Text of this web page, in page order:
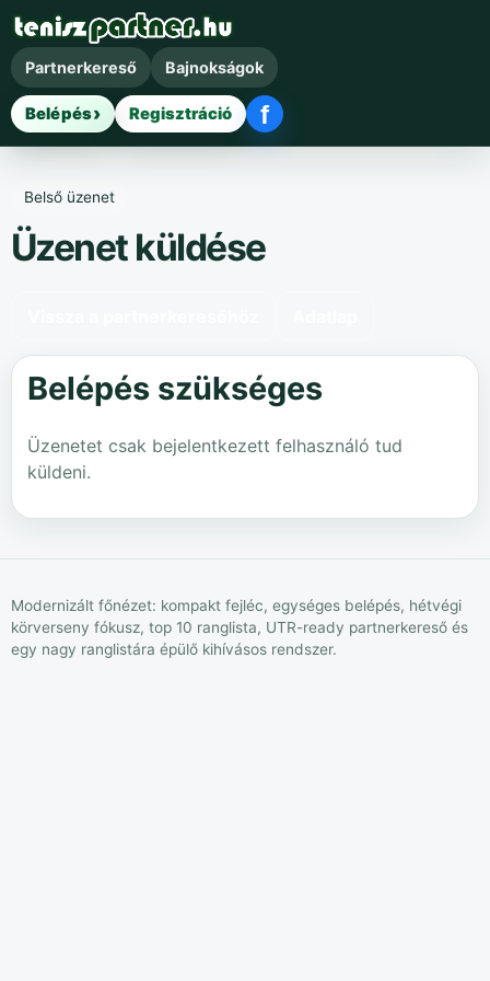
Partnerkereső Bajnokságok
Belépés Regisztráció fFacebook belépés
Belső üzenet
Üzenet küldése
Belépés szükséges
Üzenetet csak bejelentkezett felhasználó tud
küldeni.
Modernizált főnézet: kompakt fejléc, egységes belépés, hétvégi
körverseny fókusz, top 10 ranglista, UTR-ready partnerkereső és
egy nagy ranglistára épülő kihívásos rendszer.